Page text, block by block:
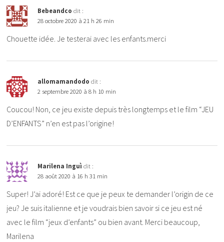
Bebeandco dit :
28 octobre 2020 à 21 h 26 min
Chouette idée. Je testerai avec les enfants.merci
allomamandodo dit :
2 septembre 2020 à 8 h 10 min
Coucou! Non, ce jeu existe depuis très longtemps et le film “JEU
D’ENFANTS” n’en est pas l’origine!
Marilena Inguì dit :
28 août 2020 à 16 h 31 min
Super! J’ai adoré! Est ce que je peux te demander l’origin de ce
jeu? Je suis italienne et je voudrais bien savoir si ce jeu est né
avec le film “jeux d’enfants” ou bien avant. Merci beaucoup,
Marilena